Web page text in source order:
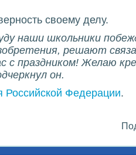
своему делу.
наши школьники
решают
праздником! Желаю
он.
Российской Федерации.